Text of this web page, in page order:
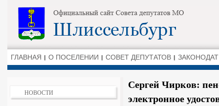
ГЛАВНАЯ О ПОСЕЛЕНИИ СОВЕТ ДЕПУТАТОВ
НОВОСТИ
Сергей Чирков:
электронное